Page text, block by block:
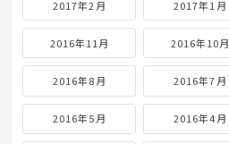
2017年2月 2017年1月
2016年11月 2016年10月
2016年8月 2016年7月
2016年5月 2016年4月